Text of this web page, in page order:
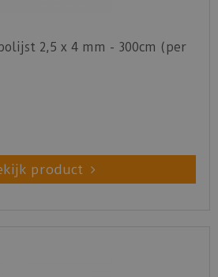
2,5 x 4 mm - 300cm (per
product